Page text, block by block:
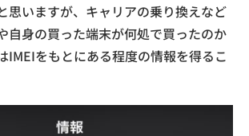
思いますが、キャリアの乗り換えなど
自身の買った端末が何処で買ったのか
IMEIをもとにある程度の情報を得るこ